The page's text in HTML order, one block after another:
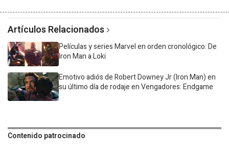
Artículos Relacionados
Películas y series Marvel en orden cronológico: De
Iron Man a Loki
Emotivo adiós de Robert Downey Jr (Iron Man) en
su último día de rodaje en Vengadores: Endgame
Contenido patrocinado